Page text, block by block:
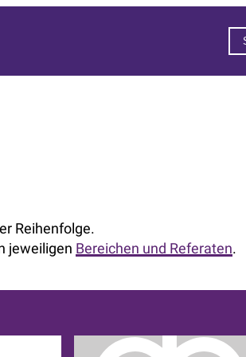
Reihenfolge.
jeweiligen Bereichen und Referaten.